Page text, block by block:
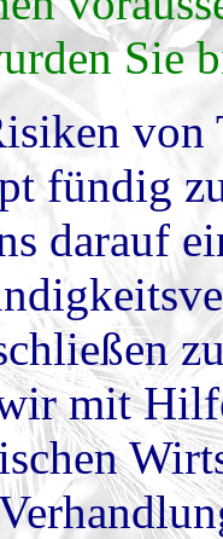
Sie
von
fündig
darauf
mit